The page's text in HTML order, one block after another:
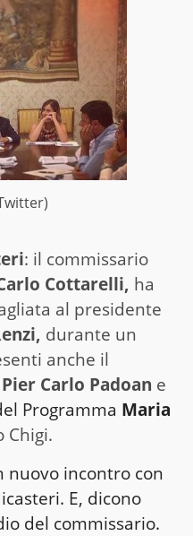
: il commissario
Cottarelli, ha
al presidente
durante un
anche il
Pier Carlo Padoan e
Programma Maria
Chigi.
nuovo incontro con
E, dicono
del commissario.